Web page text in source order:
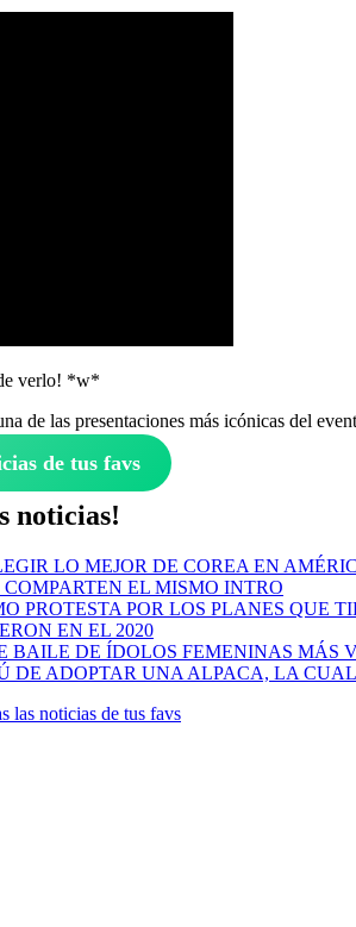
verlo! *w*
de las presentaciones más icónicas del
de tus favs
noticias!
LO MEJOR DE COREA EN
EL MISMO INTRO
PROTESTA POR LOS PLANES QUE
EN EL 2020
BAILE DE ÍDOLOS FEMENINAS MÁS
DE ADOPTAR UNA ALPACA, LA
las noticias de tus favs